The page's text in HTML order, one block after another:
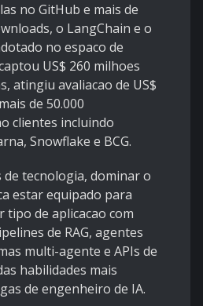
no GitHub e mais de
o LangChain e o
no espaco de
US$ 260 milhoes
atingiu avaliacao de US$
de 50.000
clientes incluindo
Snowflake e BCG.
tecnologia, dominar o
estar equipado para
de aplicacao com
de RAG, agentes
multi-agente e APIs de
habilidades mais
de engenheiro de IA.